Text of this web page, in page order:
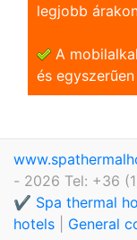
legjobb
A
és
- 2026 Tel: +36
✔️ Spa thermal
hotels
General